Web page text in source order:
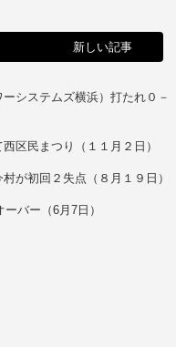
新しい記事
システムズ横浜）打たれ０－
区民まつり（１１月２日）
が初回２失点（８月１９日）
バー（6月7日）